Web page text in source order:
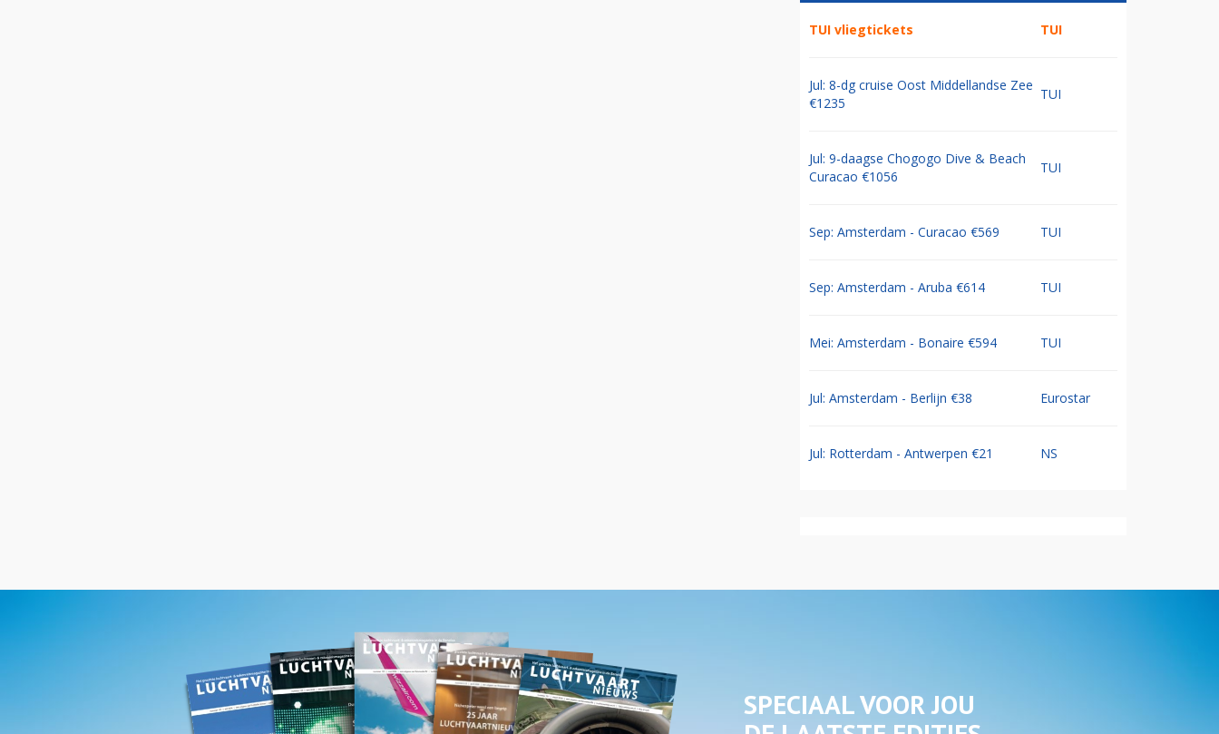
TUI vliegtickets TUI
Jul: 8-dg cruise Oost Middellandse Zee
€1235
TUI
Jul: 9-daagse Chogogo Dive & Beach
Curacao €1056
TUI
Sep: Amsterdam - Curacao €569 TUI
Sep: Amsterdam - Aruba €614 TUI
Mei: Amsterdam - Bonaire €594 TUI
Jul: Amsterdam - Berlijn €38 Eurostar
Jul: Rotterdam - Antwerpen €21 NS
SPECIAAL VOOR JOU